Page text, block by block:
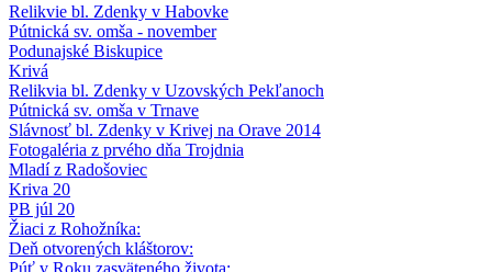
Relikvie bl. Zdenky v Habovke
Pútnická sv. omša - november
Podunajské Biskupice
Krivá
Relikvia bl. Zdenky v Uzovských Pekľanoch
Pútnická sv. omša v Trnave
Slávnosť bl. Zdenky v Krivej na Orave 2014
Fotogaléria z prvého dňa Trojdnia
Mladí z Radošoviec
Kriva 20
PB júl 20
Žiaci z Rohožníka:
Deň otvorených kláštorov:
Púť v Roku zasväteného života: